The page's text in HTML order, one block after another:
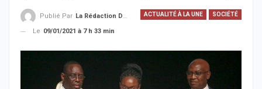
ACTUALITÉ À LA UNE SOCIÉTÉ
Publié Par La Rédaction De La SenTV.info
Le 09/01/2021 à 7 h 33 min